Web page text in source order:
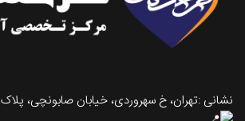
نشانی :تهران، خ سهروردی، خیابان صابونچی، پلاک58، طبقه 2